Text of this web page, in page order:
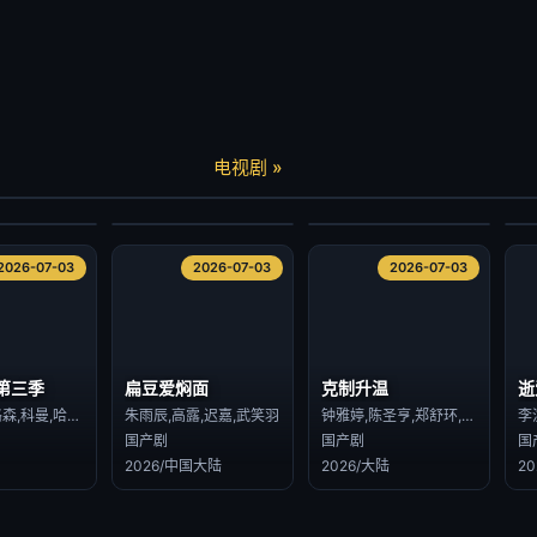
电视剧 »
07-03
2026/台湾
2026-07-03
2026/大陆
2026-07-03
三季
丽贝卡·弗格森,科曼,哈丽特·瓦尔特,才那扎·乌奇,阿维·纳什,亚历山大·莱利,肖恩·麦克雷,雷米·米尔纳,里克·戈麦斯,比利·波斯尔思韦特,克莱尔·珀金斯,阿什利·祖克曼,杰西卡·亨维克,劳拉·伊内斯,杰西卡·布朗·芬德利,莫文·克里斯蒂,里德·伯尼,马特·克拉文,科林·汉克斯,史蒂夫·扎恩
07-03
扁豆爱焖面
朱雨辰,高露,迟嘉,武笑羽
国产剧
2026/中国大陆
2026-07-03
克制升温
钟雅婷,陈圣亨,郑舒环,姚星灏,王蕴凡,周沐,赵漾,芦鑫,丁晓明,林子璐,从瑞麟,孙征宇
国产剧
2026/大陆
2026-07-03
李
国